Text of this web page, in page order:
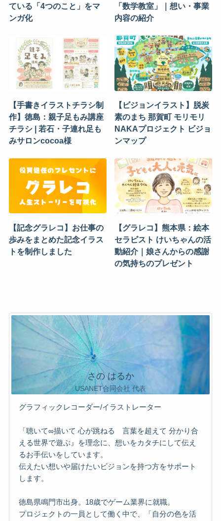
ている「4つのこと」をマ
ンガ化
「数学教室」｜想い・事業
内容の紹介
【手書きイラストチラシ制
作】徳島：親子足もみ講座
チラシ | 若石・子連れ足も
みサロンcocoa様
【ビジョンイラスト】脱炭
素のまち 那賀町 モリモリ
NAKAプロジェクト ビジョ
ンマップ
【記念グラレコ】お仕事の
歩みをまとめた記念イラス
トを制作しました
【グラレコ】熊本県：絵本
セラピスト けいちゃんの活
動紹介｜娘さんからの感謝
の気持ちのプレゼント
さの はるか
USANET合同会社 代表
グラフィックレコーダー/イラストレーター
「聴いて∞描いて 心が跳ねる 言葉を超えて 分かり合
える世界で遊ぶ』を理念に、想いをカタチにして伝え
るお手伝いをしています。
伝えたい想いや届けたいビジョンを持つ方をサポート
します。
徳島県鳴門市出身。18歳でゲーム業界に就職。
プロジェクトの一員として働く中で、「自分の色を活